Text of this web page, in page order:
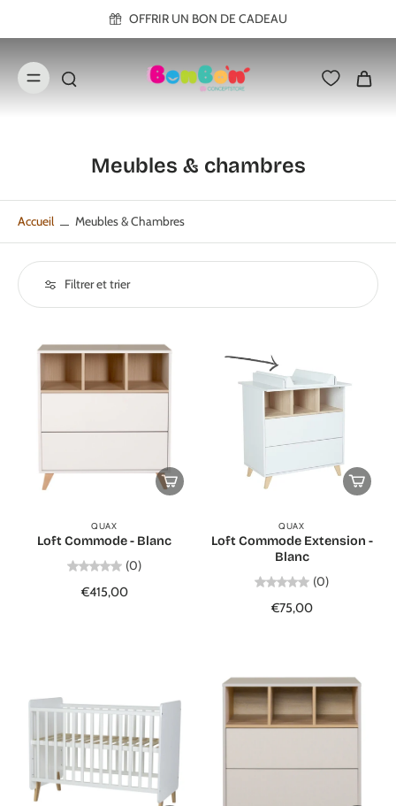
OFFRIR UN BON DE CADEAU
Meubles & chambres
Accueil Meubles & Chambres
Filtrer et trier
QUAX
Loft Commode - Blanc
(0)
€415,00
QUAX
Loft Commode Extension -
Blanc
(0)
€75,00